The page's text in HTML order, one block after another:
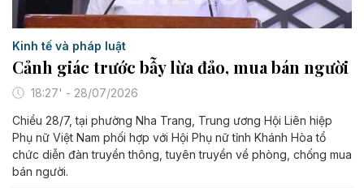
Kinh tế và pháp luật
Cảnh giác trước bẫy lừa đảo, mua bán người
18:27' - 28/07/2026
Chiều 28/7, tại phường Nha Trang, Trung ương Hội Liên hiệp
Phụ nữ Việt Nam phối hợp với Hội Phụ nữ tỉnh Khánh Hòa tổ
chức diễn đàn truyền thông, tuyên truyền về phòng, chống mua
bán người.